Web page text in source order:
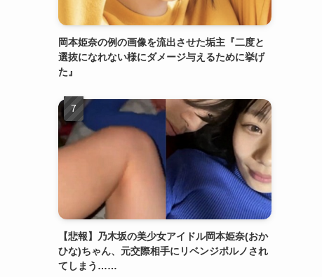
岡本姫奈の例の画像を流出させた垢主『二度と
選抜になれない様にダメージ与えるために挙げ
た』
【悲報】乃木坂の美少女アイドル岡本姫奈(おか
ひな)ちゃん、元交際相手にリベンジポルノされ
てしまう……